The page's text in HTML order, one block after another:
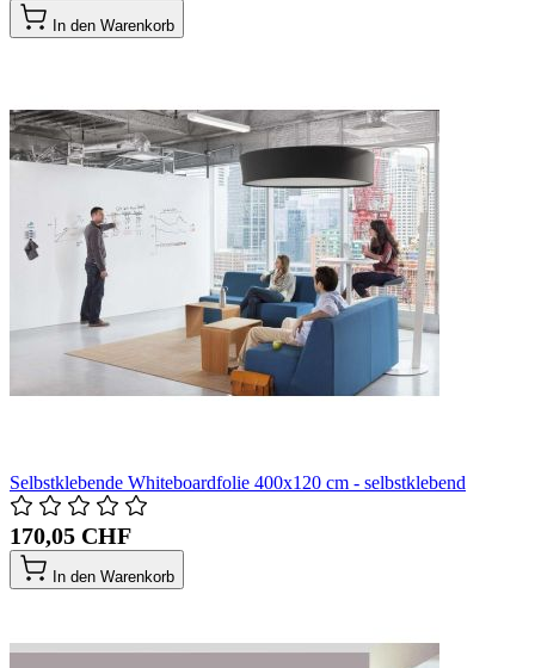
In den Warenkorb
Selbstklebende Whiteboardfolie 400x120 cm - selbstklebend
170,05 CHF
In den Warenkorb